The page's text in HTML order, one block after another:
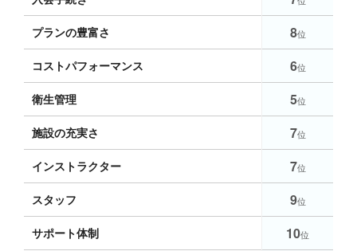
プランの豊富さ 8位
コストパフォーマンス 6位
衛生管理 5位
施設の充実さ 7位
インストラクター 7位
スタッフ 9位
サポート体制 10位